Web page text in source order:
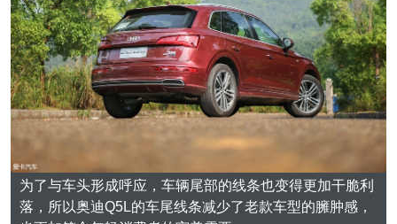
为了与车头形成呼应，车辆尾部的线条也变得更加干脆利
落，所以奥迪Q5L的车尾线条减少了老款车型的臃肿感，